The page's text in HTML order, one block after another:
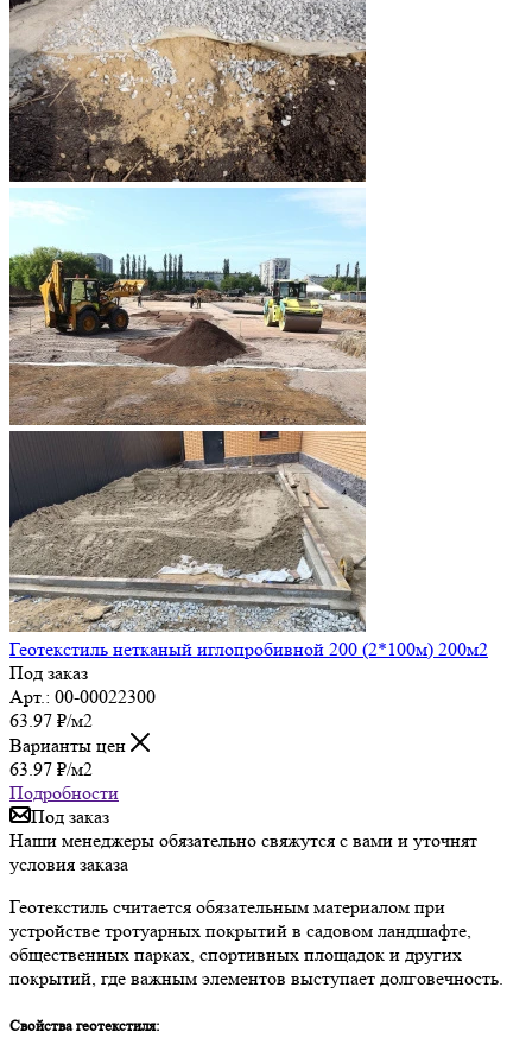
Геотекстиль нетканый иглопробивной 200 (2*100м) 200м2
Под заказ
Арт.: 00-00022300
63.97 ₽/м2
Варианты цен
63.97 ₽/м2
Подробности
Под заказ
Наши менеджеры обязательно свяжутся с вами и уточнят
условия заказа
Геотекстиль считается обязательным материалом при
устройстве тротуарных покрытий в садовом ландшафте,
общественных парках, спортивных площадок и других
покрытий, где важным элементов выступает долговечность.
Свойства геотекстиля: